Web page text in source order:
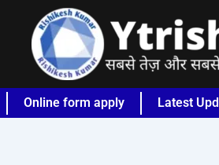
Online form apply Latest